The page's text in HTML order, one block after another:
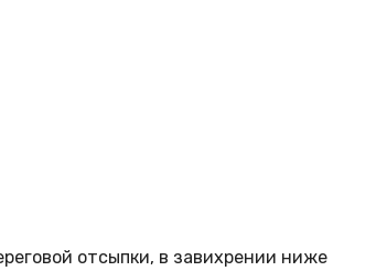
отсыпки, в завихрении ниже